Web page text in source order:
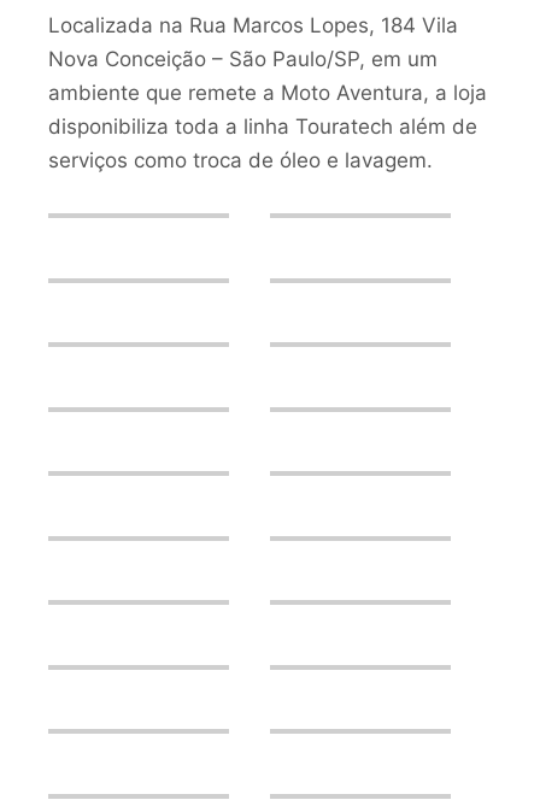
Localizada na Rua Marcos Lopes, 184 Vila
Nova Conceição – São Paulo/SP, em um
ambiente que remete a Moto Aventura, a loja
disponibiliza toda a linha Touratech além de
serviços como troca de óleo e lavagem.